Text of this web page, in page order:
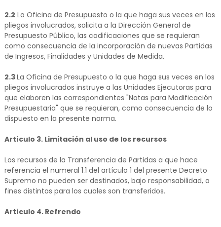
2.2 La Oficina de Presupuesto o la que haga sus veces en los
pliegos involucrados, solicita a la Dirección General de
Presupuesto Público, las codificaciones que se requieran
como consecuencia de la incorporación de nuevas Partidas
de Ingresos, Finalidades y Unidades de Medida.
2.3La Oficina de Presupuesto o la que haga sus veces en los
pliegos involucrados instruye a las Unidades Ejecutoras para
que elaboren las correspondientes "Notas para Modificación
Presupuestaria" que se requieran, como consecuencia de lo
dispuesto en la presente norma.
Artículo 3. Limitación al uso de los recursos
Los recursos de la Transferencia de Partidas a que hace
referencia el numeral 1.1 del artículo 1 del presente Decreto
Supremo no pueden ser destinados, bajo responsabilidad, a
fines distintos para los cuales son transferidos.
Artículo 4. Refrendo